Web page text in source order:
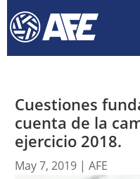
Cuestiones
cuenta de la
ejercicio 2018.
May 7, 2019| AFE